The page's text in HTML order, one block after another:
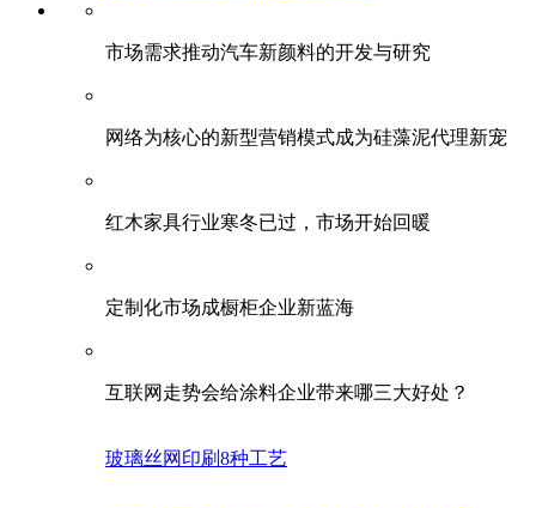
市场需求推动汽车新颜料的开发与研究
网络为核心的新型营销模式成为硅藻泥代理新宠
红木家具行业寒冬已过，市场开始回暖
定制化市场成橱柜企业新蓝海
互联网走势会给涂料企业带来哪三大好处？
玻璃丝网印刷8种工艺